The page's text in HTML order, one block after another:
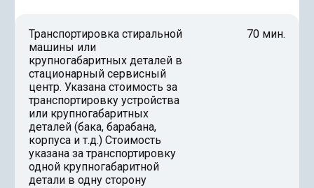
Транспортировка стиральной
машины или
крупногабаритных деталей в
стационарный сервисный
центр. Указана стоимость за
транспортировку устройства
или крупногабаритных
деталей (бака, барабана,
корпуса и т.д.) Стоимость
указана за транспортировку
одной крупногабаритной
детали в одну сторону
70 мин.